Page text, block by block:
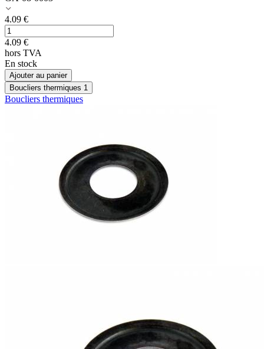
4.09 €
4.09 €
hors TVA
En stock
Ajouter au panier
Boucliers thermiques 1
Boucliers thermiques